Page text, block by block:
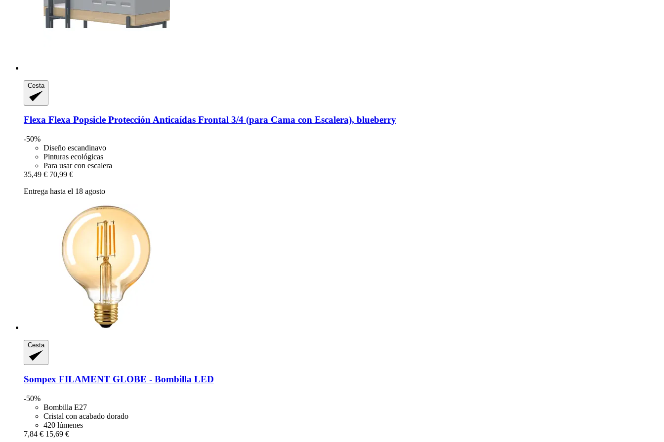
Cesta
Flexa Flexa Popsicle Protección Anticaídas Frontal 3/4 (para Cama con Escalera), blueberry
-50%
Diseño escandinavo
Pinturas ecológicas
Para usar con escalera
35,49 € 70,99 €
Entrega hasta el 18 agosto
Cesta
Sompex FILAMENT GLOBE -​ Bombilla LED
-50%
Bombilla E27
Cristal con acabado dorado
420 lúmenes
7,84 € 15,69 €